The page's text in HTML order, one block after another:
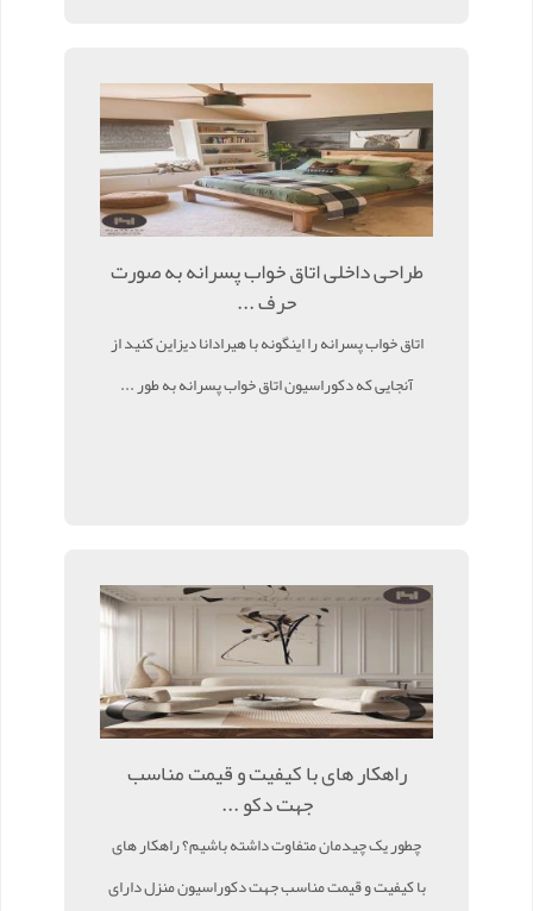
طراحی داخلی اتاق خواب پسرانه به صورت
حرف ...
اتاق خواب پسرانه را اینگونه با هیرادانا دیزاین کنید از
آنجایی که دکوراسیون اتاق خواب پسرانه به طور ...
راهکار های با کیفیت و قیمت مناسب
جهت دکو ...
چطور یک چیدمان متفاوت داشته باشیم؟ راهکار های
با کیفیت و قیمت مناسب جهت دکوراسیون منزل دارای